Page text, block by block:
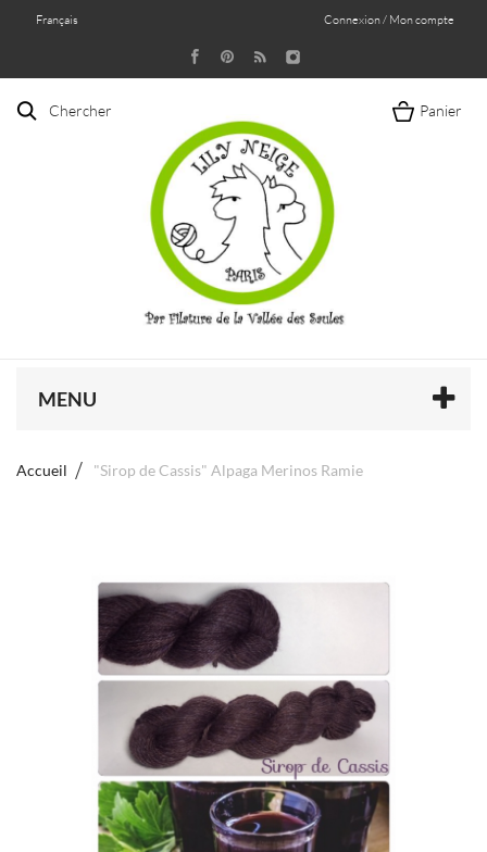
Français Connexion / Mon compte
Chercher Panier
MENU
Accueil "Sirop de Cassis" Alpaga Merinos Ramie